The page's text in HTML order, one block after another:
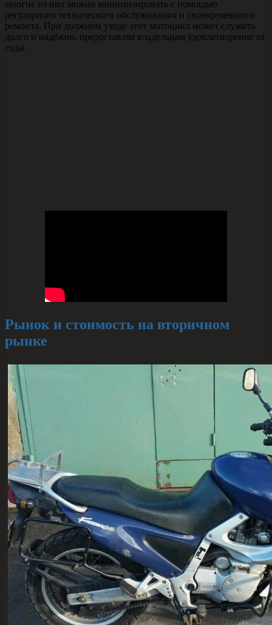
многие из них можно минимизировать с помощью
регулярного технического обслуживания и своевременного
ремонта. При должном уходе этот мотоцикл может служить
долго и надёжно, предоставляя владельцам удовлетворение от
езды.
Рынок и стоимость на вторичном
рынке